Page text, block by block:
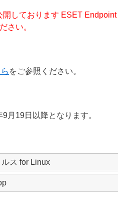
しております ESET
さい。
をご参照ください。
月19日以降となります。
ス for Linux